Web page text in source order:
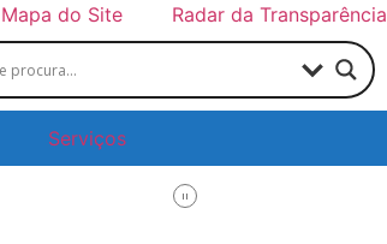
Mapa do Site Radar da Transparência
Serviços